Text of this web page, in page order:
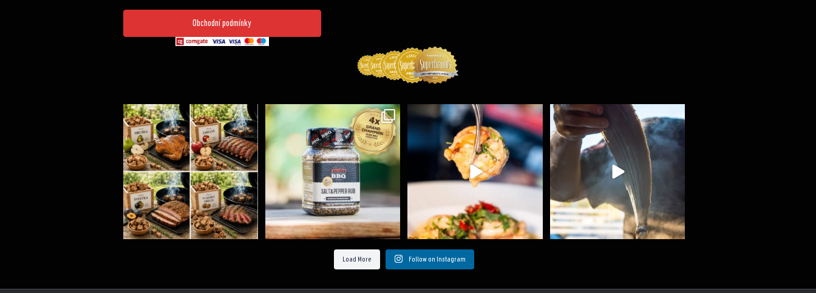
Obchodní podmínky
Udící špalíky - BORN TO SMOKE - různé druhy k...
5 0
Koření Suncity – autentická BBQ chuť u vás doma!...
1 0
Spoustu podobných triků, které vám usnadní nejenom ...
9 0
Ryba na grilu je opravdu rychlá, a stejně tak
Load More Follow on Instagram